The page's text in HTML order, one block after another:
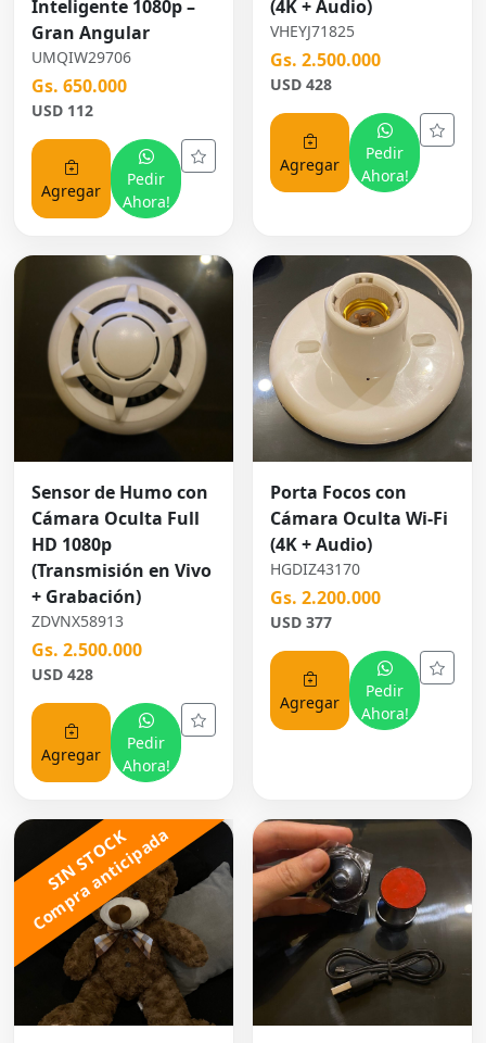
Inteligente 1080p –
Gran Angular
UMQIW29706
Gs. 650.000
USD 112
Agregar
Pedir
Ahora!
(4K + Audio)
VHEYJ71825
Gs. 2.500.000
USD 428
Agregar
Pedir
Ahora!
Sensor de Humo con
Cámara Oculta Full
HD 1080p
(Transmisión en Vivo
+ Grabación)
ZDVNX58913
Gs. 2.500.000
USD 428
Agregar
Pedir
Ahora!
Porta Focos con
Cámara Oculta Wi-Fi
(4K + Audio)
HGDIZ43170
Gs. 2.200.000
USD 377
Agregar
Pedir
Ahora!
SIN STOCK
Compra anticipada